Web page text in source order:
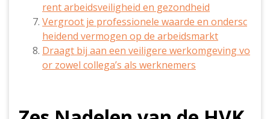
rent arbeidsveiligheid en gezondheid
Vergroot je professionele waarde en ondersc
heidend vermogen op de arbeidsmarkt
Draagt bij aan een veiligere werkomgeving vo
or zowel collega’s als werknemers